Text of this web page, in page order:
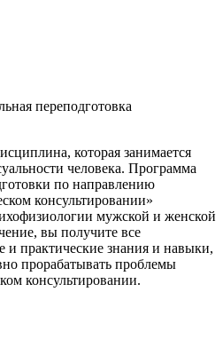
переподготовка
которая занимается
человека. Программа
по направлению
консультировании»
мужской и женской
вы получите все
и практические знания и навыки,
прорабатывать проблемы
консультировании.